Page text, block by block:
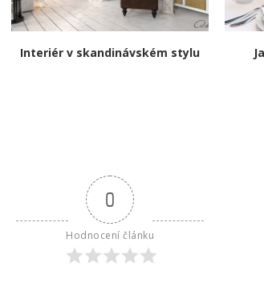
Interiér v skandinávském stylu
0
Hodnocení článku